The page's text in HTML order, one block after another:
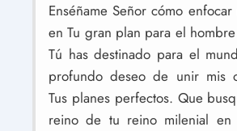
Enséñame Señor cómo
en Tu gran plan para el
Tú has destinado para el
profundo deseo de unir mis
Tus planes perfectos. Que
reino de tu reino milenial